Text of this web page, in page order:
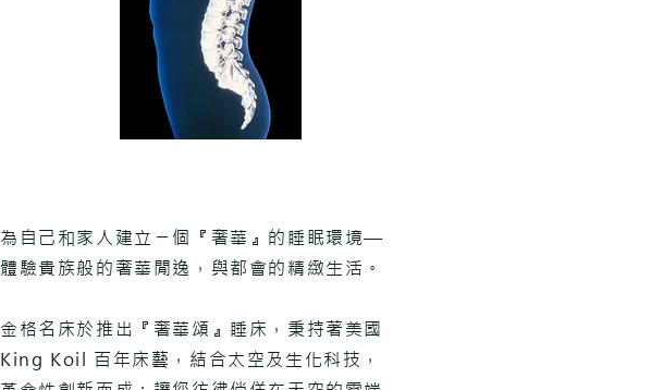
為自己和家人建立ㄧ個『奢華』的睡眠環境—
體驗貴族般的奢華閒逸，與都會的精緻生活。
金格名床於推出『奢華頌』睡床，秉持著美國
King Koil 百年床藝，結合太空及生化科技，